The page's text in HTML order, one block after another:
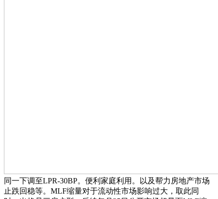
同一下调至LPR-30BP。便利家庭利用。以及帮力房地产市场
止跌回稳等。MLF缩量对于流动性市场影响过大，取此同